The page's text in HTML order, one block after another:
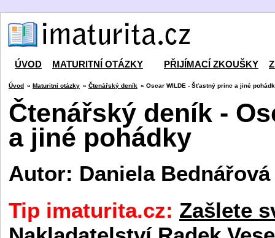
ÚVOD MATURITNÍ OTÁZKY PŘIJÍMACÍ ZKOUŠKY
Úvod » Maturitní otázky » Čtenářský deník » Oscar WILDE - Šťastný princ a jiné
Čtenářský deník -
a jiné pohádky
Autor: Daniela Bednářová
Tip imaturita.cz: Zašlete